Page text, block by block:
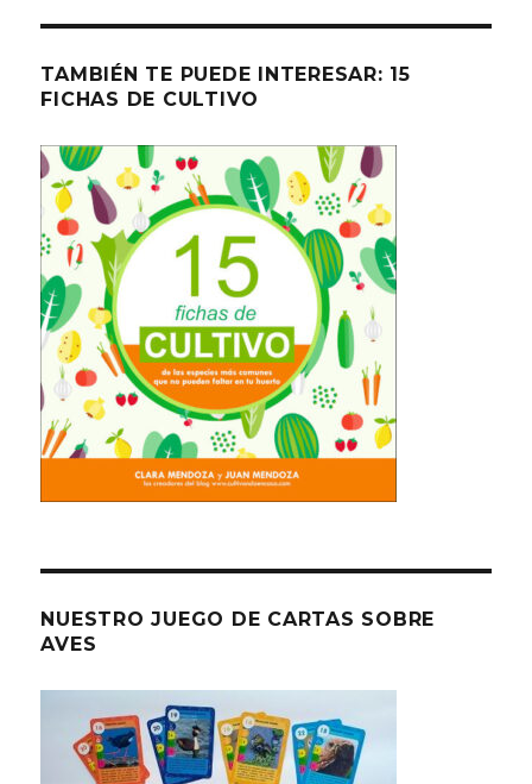
TAMBIÉN TE PUEDE INTERESAR: 15
FICHAS DE CULTIVO
NUESTRO JUEGO DE CARTAS SOBRE
AVES